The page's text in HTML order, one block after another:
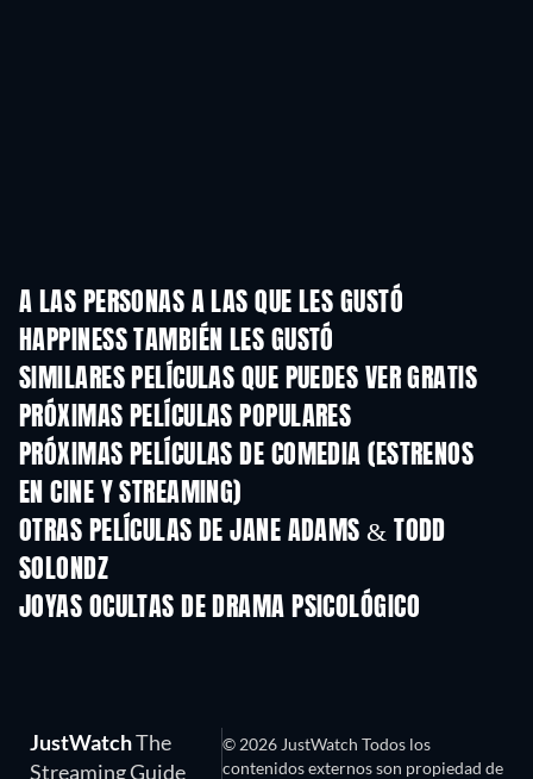
A LAS PERSONAS A LAS QUE LES GUSTÓ
HAPPINESS TAMBIÉN LES GUSTÓ
SIMILARES PELÍCULAS QUE PUEDES VER GRATIS
PRÓXIMAS PELÍCULAS POPULARES
PRÓXIMAS PELÍCULAS DE COMEDIA (ESTRENOS
EN CINE Y STREAMING)
OTRAS PELÍCULAS DE JANE ADAMS & TODD
SOLONDZ
JOYAS OCULTAS DE DRAMA PSICOLÓGICO
TV
JustWatchThe
Streaming Guide
© 2026 JustWatch Todos los
contenidos externos son propiedad de